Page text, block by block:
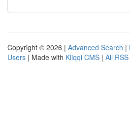
Copyright © 2026 | Advanced Search |
Users | Made with Kliqqi CMS | All